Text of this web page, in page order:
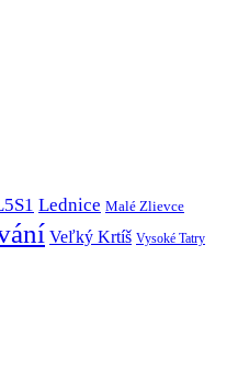
Lednice Malé Zlievce
Veľký Krtíš Vysoké Tatry